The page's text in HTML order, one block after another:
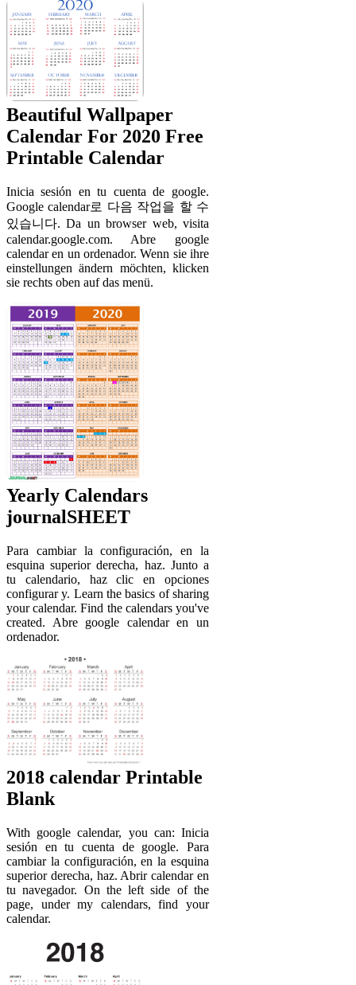
Beautiful Wallpaper
Calendar For 2020 Free
Printable Calendar
Inicia sesión en tu cuenta de google.
Google calendar로 다음 작업을 할 수
있습니다. Da un browser web, visita
calendar.google.com. Abre google
calendar en un ordenador. Wenn sie ihre
einstellungen ändern möchten, klicken
sie rechts oben auf das menü.
Yearly Calendars
journalSHEET
Para cambiar la configuración, en la
esquina superior derecha, haz. Junto a
tu calendario, haz clic en opciones
configurar y. Learn the basics of sharing
your calendar. Find the calendars you've
created. Abre google calendar en un
ordenador.
2018 calendar Printable
Blank
With google calendar, you can: Inicia
sesión en tu cuenta de google. Para
cambiar la configuración, en la esquina
superior derecha, haz. Abrir calendar en
tu navegador. On the left side of the
page, under my calendars, find your
calendar.